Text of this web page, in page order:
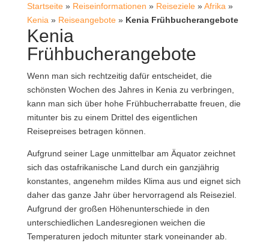
Startseite» Reiseinformationen » Reiseziele»Afrika »
Kenia » Reiseangebote» Kenia Frühbucherangebote
Kenia
Frühbucherangebote
Wenn man sich rechtzeitig dafür entscheidet, die
schönsten Wochen des Jahres in Kenia zu verbringen,
kann man sich über hohe Frühbucherrabatte freuen, die
mitunter bis zu einem Drittel des eigentlichen
Reisepreises betragen können.
Aufgrund seiner Lage unmittelbar am Äquator zeichnet
sich das ostafrikanische Land durch ein ganzjährig
konstantes, angenehm mildes Klima aus und eignet sich
daher das ganze Jahr über hervorragend als Reiseziel.
Aufgrund der großen Höhenunterschiede in den
unterschiedlichen Landesregionen weichen die
Temperaturen jedoch mitunter stark voneinander ab.